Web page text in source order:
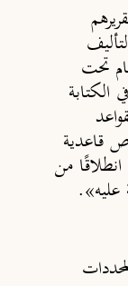
تحت
الكتابة
قاعدية
ًا من